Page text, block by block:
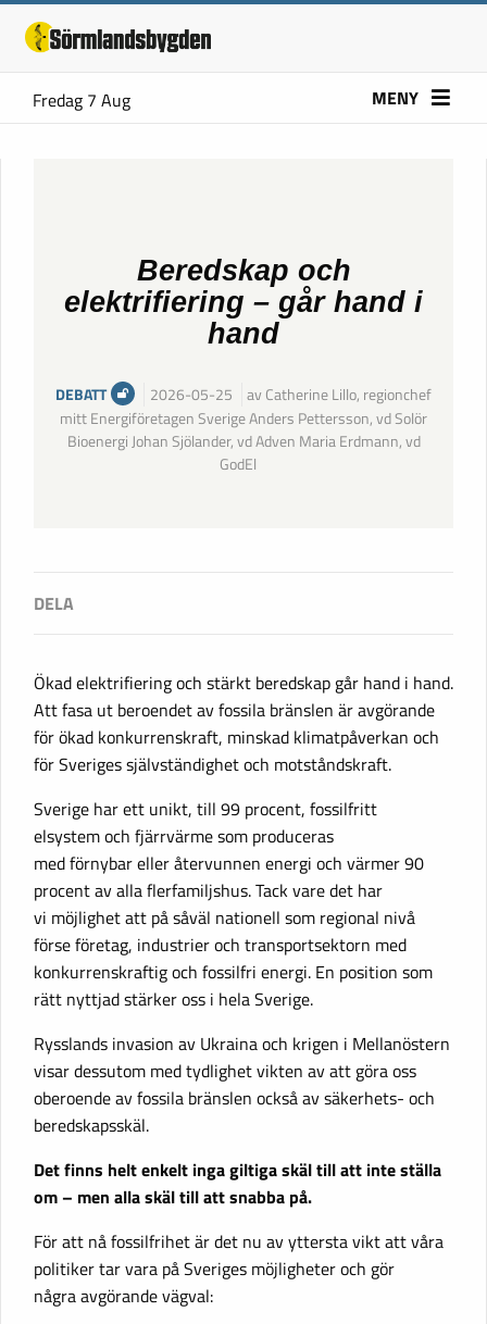
Fredag 7 Aug MENY
Beredskap och
elektrifiering – går hand i
hand
DEBATT 2026-05-25
av Catherine Lillo, regionchef
mitt Energiföretagen Sverige Anders Pettersson, vd Solör
Bioenergi Johan Sjölander, vd Adven Maria Erdmann, vd
GodEl
Ökad elektrifiering och stärkt beredskap går hand i hand.
Att fasa ut beroendet av fossila bränslen är avgörande
för ökad konkurrenskraft, minskad klimatpåverkan och
för Sveriges självständighet och motståndskraft.
Sverige har ett unikt, till 99 procent, fossilfritt
elsystem och fjärrvärme som produceras
med förnybar eller återvunnen energi och värmer 90
procent av alla flerfamiljshus. Tack vare det har
vi möjlighet att på såväl nationell som regional nivå
förse företag, industrier och transportsektorn med
konkurrenskraftig och fossilfri energi. En position som
rätt nyttjad stärker oss i hela Sverige.
Rysslands invasion av Ukraina och krigen i Mellanöstern
visar dessutom med tydlighet vikten av att göra oss
oberoende av fossila bränslen också av säkerhets- och
beredskapsskäl.
Det finns helt enkelt inga giltiga skäl till att inte ställa
om – men alla skäl till att snabba på.
För att nå fossilfrihet är det nu av yttersta vikt att våra
politiker tar vara på Sveriges möjligheter och gör
några avgörande vägval: